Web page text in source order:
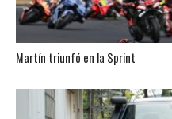
Martín triunfó en la Sprint